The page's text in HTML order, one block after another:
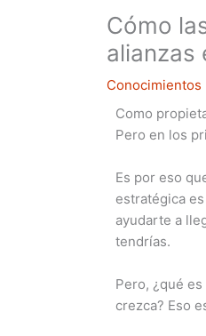
Cómo
alianzas
Conocimientos
Como
Pero en los
Es por eso
estratégica
ayudarte a
tendrías.
Pero, ¿qué
crezca? Eso